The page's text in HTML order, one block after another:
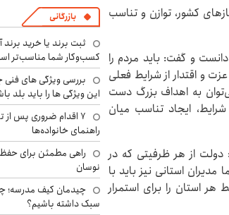
کشور، توازن و تناسب
و گفت: باید مردم را
و اقتدار از شرایط فعلی
به اهداف بزرگ دست
ایجاد تناسب میان
دولت از هر ظرفیتی که در
مدیران استانی نیز باید با
هر استان را برای استمرار
بازرگانی
ثبت برند یا خرید برند
کسب‌وکار شما مناسب‌تر
بررسی ویژگی های فنی
این ویژگی ها را باید بلد
۷ اقدام ضروری پس
راهنمای خانواده‌ها
راهی مطمئن برای
نوسان
چیدمان کیف مدرسه؛
سبک داشته باشیم؟